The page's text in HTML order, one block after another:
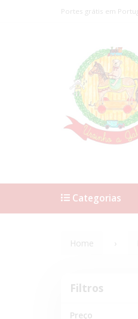
Portes grátis em
Categorias
Home
Filtros
Preço